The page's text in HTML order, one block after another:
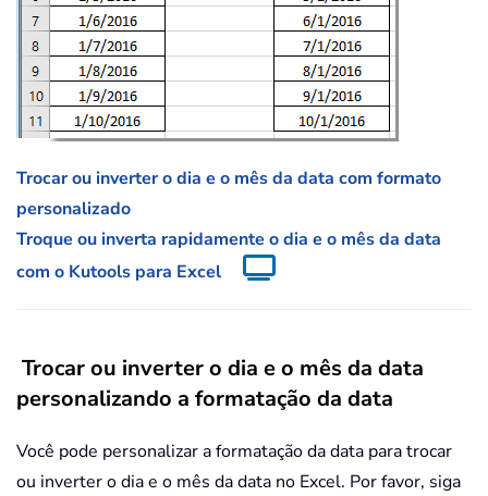
Trocar ou inverter o dia e o mês da data com formato
personalizado
Troque ou inverta rapidamente o dia e o mês da data
com o Kutools para Excel
Trocar ou inverter o dia e o mês da data
personalizando a formatação da data
Você pode personalizar a formatação da data para trocar
ou inverter o dia e o mês da data no Excel. Por favor, siga